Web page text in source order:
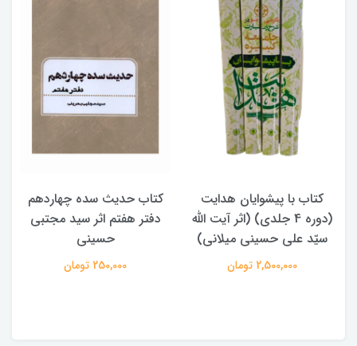
کتاب حدیث سده چهاردهم
دفتر هفتم اثر سید مجتبی
حسینی
250,000 تومان
کتاب آفاق الولایه فی فقه
الامامه (2 جلدی)
950,000 تومان